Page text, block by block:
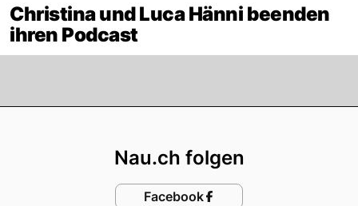
Christina und Luca Hänni beenden
ihren Podcast
Nau.ch folgen
Facebook